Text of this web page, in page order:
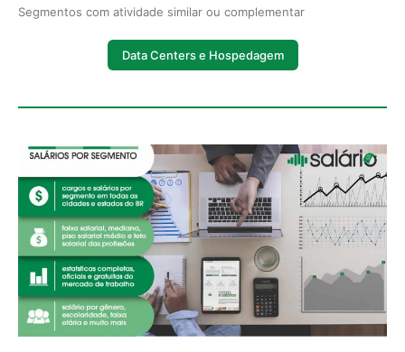
Segmentos com atividade similar ou complementar
Data Centers e Hospedagem